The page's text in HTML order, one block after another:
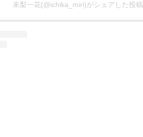
未梨一花(@ichika_miri)がシェアした投稿